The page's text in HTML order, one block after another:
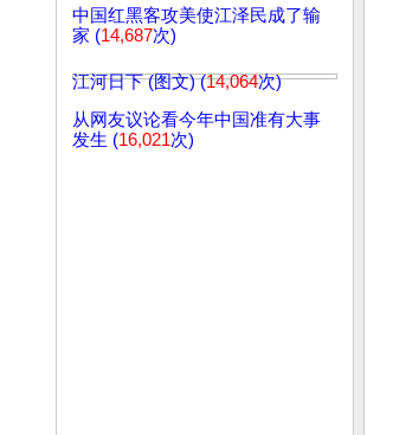
中国红黑客攻美使江泽民成了输
家 (14,687次)
江河日下 (图文) (14,064次)
从网友议论看今年中国准有大事
发生 (16,021次)